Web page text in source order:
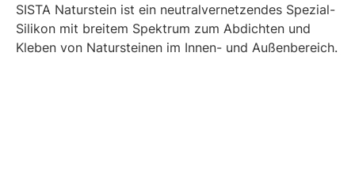
SISTA Naturstein ist ein neutralvernetzendes Spezial-
Silikon mit breitem Spektrum zum Abdichten und
Kleben von Natursteinen im Innen- und Außenbereich.